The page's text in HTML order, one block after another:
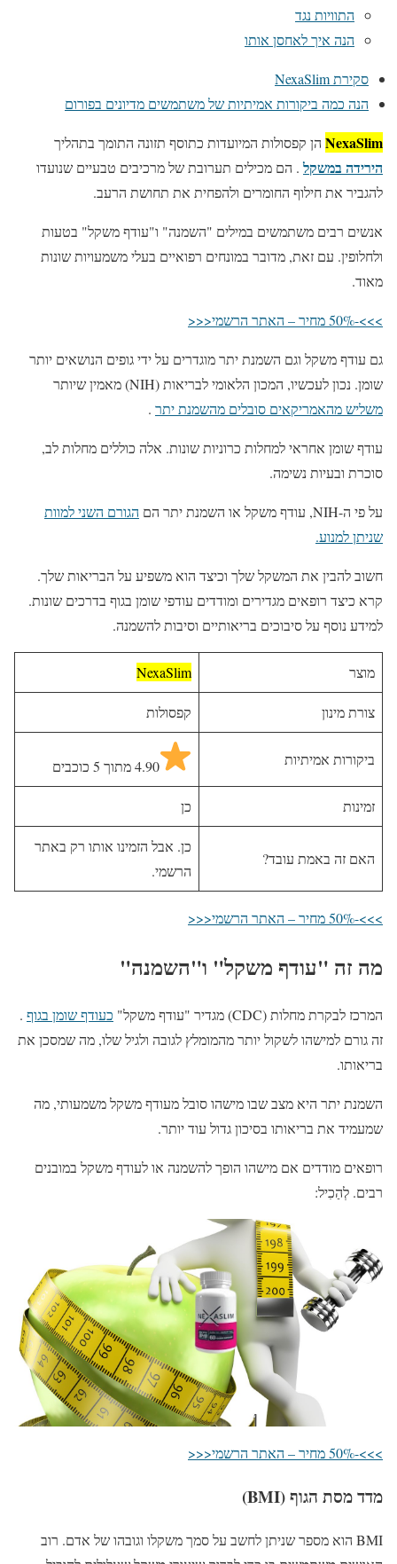
התוויות נגד
הנה איך לאחסן אותו
סקירת NexaSlim
הנה כמה ביקורות אמיתיות של משתמשים מדיונים בפורום
NexaSlim הן קפסולות המיועדות כתוסף תזונה התומך בתהליך
הירידה במשקל . הם מכילים תערובת של מרכיבים טבעיים שנועדו
להגביר את חילוף החומרים ולהפחית את תחושת הרעב.
אנשים רבים משתמשים במילים "השמנה" ו"עודף משקל" בטעות
ולחלופין. עם זאת, מדובר במונחים רפואיים בעלי משמעויות שונות
מאוד.
>>>-50% מחיר – האתר הרשמי<<<
גם עודף משקל וגם השמנת יתר מוגדרים על ידי גופים הנושאים יותר
שומן. נכון לעכשיו, המכון הלאומי לבריאות (NIH) מאמין שיותר
משליש מהאמריקאים סובלים מהשמנת יתר .
עודף שומן אחראי למחלות כרוניות שונות. אלה כוללים מחלות לב,
סוכרת ובעיות נשימה.
על פי ה-NIH, עודף משקל או השמנת יתר הם
הגורם השני למוות
שניתן למנוע.
חשוב להבין את המשקל שלך וכיצד הוא משפיע על הבריאות שלך.
קרא כיצד רופאים מגדירים ומודדים עודפי שומן בגוף בדרכים שונות.
למידע נוסף על סיבוכים בריאותיים וסיבות להשמנה.
מוצר NexaSlim
צורת מינון קפסולות
ביקורות אמיתיות 4.90 מתוך 5 כוכבים
זמינות כן
האם זה באמת עובד?
כן. אבל הזמינו אותו רק באתר
הרשמי.
>>>-50% מחיר – האתר הרשמי<<<
מה זה "עודף משקל" ו"השמנה"
המרכז לבקרת מחלות (CDC) מגדיר "עודף משקל" כעודף שומן בגוף .
זה גורם למישהו לשקול יותר מהמומלץ לגובה ולגיל שלו, מה שמסכן את
בריאותו.
השמנת יתר היא מצב שבו מישהו סובל מעודף משקל משמעותי, מה
שמעמיד את בריאותו בסיכון גדול עוד יותר.
רופאים מודדים אם מישהו הופך להשמנה או לעודף משקל במובנים
רבים. לְהַכִיל:
>>>-50% מחיר – האתר הרשמי<<<
מדד מסת הגוף (BMI)
BMI הוא מספר שניתן לחשב על סמך משקלו וגובהו של אדם. רוב